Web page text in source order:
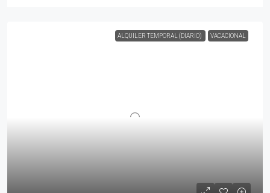
ALQUILER TEMPORAL (DIARIO) VACACIONAL